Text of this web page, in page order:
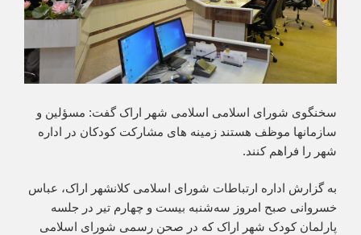
سخنگوی شورای اسلامی اسلامی شهر اراک گفت: مسؤلین و
سازمانها موظف هستند زمینه های مشارکت کودکان در اداره
شهر را فراهم کنند.
به گزارش اداره ارتباطات شورای اسلامی کلانشهر اراک، عباس
خسروانی صبح امروز سه‌شنبه بیست و چهارم تیر در جلسه
پارلمان کودک شهر اراک که در صحن رسمی شورای اسلامی